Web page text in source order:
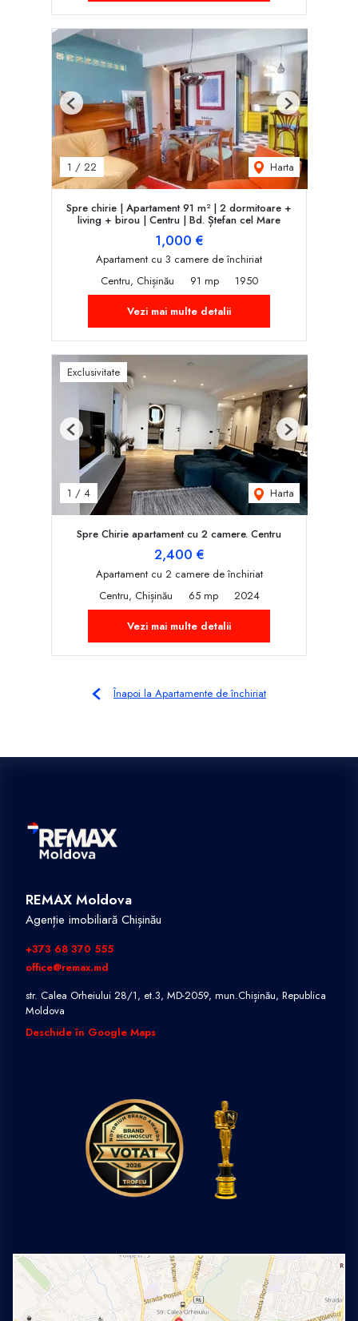
1 / 22 Harta
Previous Next
Spre chirie | Apartament 91 m² | 2 dormitoare +
living + birou | Centru | Bd. Ștefan cel Mare
1,000 €
Apartament cu 3 camere de închiriat
Centru, Chișinău
91 mp
1950
Vezi mai multe detalii
Exclusivitate
1 / 4 Harta
Previous Next
Spre Chirie apartament cu 2 camere. Centru
2,400 €
Apartament cu 2 camere de închiriat
Centru, Chișinău
65 mp
2024
Vezi mai multe detalii
Înapoi la Apartamente de închiriat
REMAX Moldova
Agenție imobiliară Chișinău
+373 68 370 555
office@remax.md
str. Calea Orheiului 28/1, et.3, MD-2059, mun.Chișinău, Republica
Moldova
Deschide în Google Maps